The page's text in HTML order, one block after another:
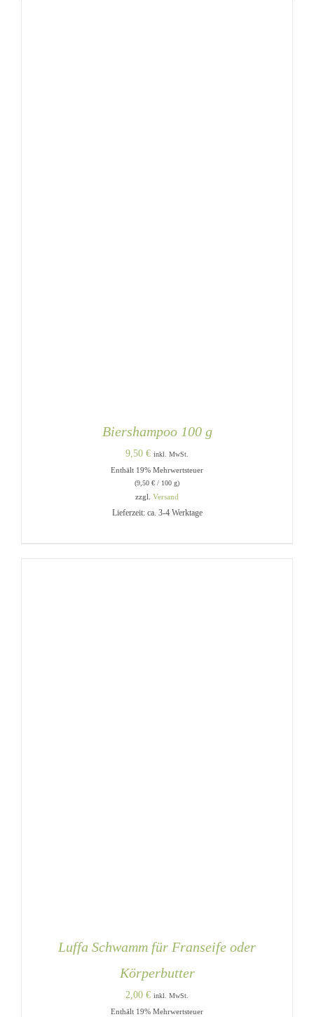
Biershampoo 100 g
9,50 € inkl. MwSt.
Enthält 19% Mehrwertsteuer
(9,50 € / 100 g)
zzgl. Versand
Lieferzeit: ca. 3-4 Werktage
Luffa Schwamm für Franseife oder
Körperbutter
2,00 € inkl. MwSt.
Enthält 19% Mehrwertsteuer